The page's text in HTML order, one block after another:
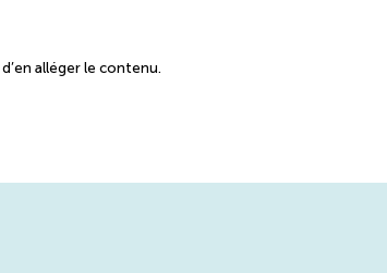
alléger le contenu.